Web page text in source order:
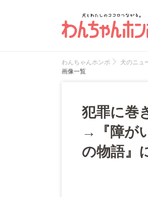
わんちゃんホンポ 犬のニュ
画像一覧
犯罪に巻
→『障が
の物語』